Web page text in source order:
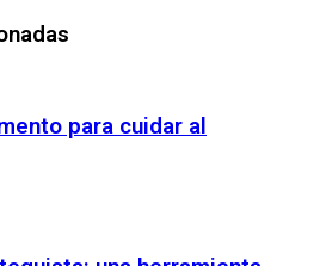
para cuidar al